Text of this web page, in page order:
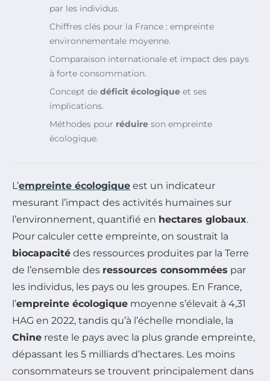
par les individus.
Chiffres clés pour la France : empreinte
environnementale moyenne.
Comparaison internationale et impact des pays
à forte consommation.
Concept de déficit écologique et ses
implications.
Méthodes pour réduire son empreinte
écologique.
L’empreinte écologique est un indicateur
mesurant l’impact des activités humaines sur
l’environnement, quantifié en hectares globaux.
Pour calculer cette empreinte, on soustrait la
biocapacité des ressources produites par la Terre
de l’ensemble des ressources consommées par
les individus, les pays ou les groupes. En France,
l’empreinte écologique moyenne s’élevait à 4,31
HAG en 2022, tandis qu’à l’échelle mondiale, la
Chine reste le pays avec la plus grande empreinte,
dépassant les 5 milliards d’hectares. Les moins
consommateurs se trouvent principalement dans